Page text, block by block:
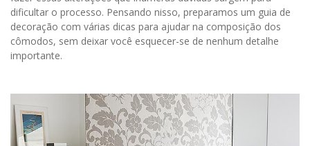
dificultar o processo. Pensando nisso, preparamos um guia de
decoração com várias dicas para ajudar na composição dos
cômodos, sem deixar você esquecer-se de nenhum detalhe
importante.